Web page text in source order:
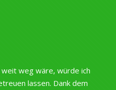
weg wäre, würde ich
lassen. Dank dem